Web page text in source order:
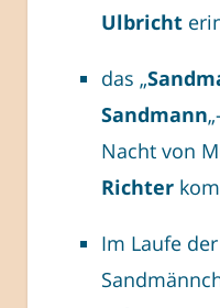
Ulbricht
das „
Sandmann
Nacht von
Richter
Im Laufe